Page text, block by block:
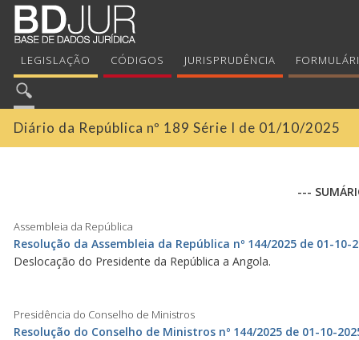
LEGISLAÇÃO CÓDIGOS JURISPRUDÊNCIA
Diário da República nº 189 Série I de 01/10/2025
---
Assembleia da República
Resolução da Assembleia da República nº 144/2025 de 01-10-
Deslocação do Presidente da República a Angola.
Presidência do Conselho de Ministros
Resolução do Conselho de Ministros nº 144/2025 de 01-10-